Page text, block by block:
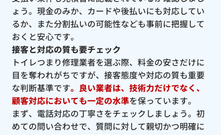
ょう。現金のみか、カードや後払いにも対応してい
るか、また分割払いの可能性なども事前に把握して
おくと安心です。
接客と対応の質も要チェック
トイレつまり修理業者を選ぶ際、料金の安さだけに
目を奪われがちですが、接客態度や対応の質も重要
な判断基準です。良い業者は、技術力だけでなく、
顧客対応においても一定の水準を保っています。
まず、電話対応の丁寧さをチェックしましょう。初
めての問い合わせで、質問に対して親切かつ明確に